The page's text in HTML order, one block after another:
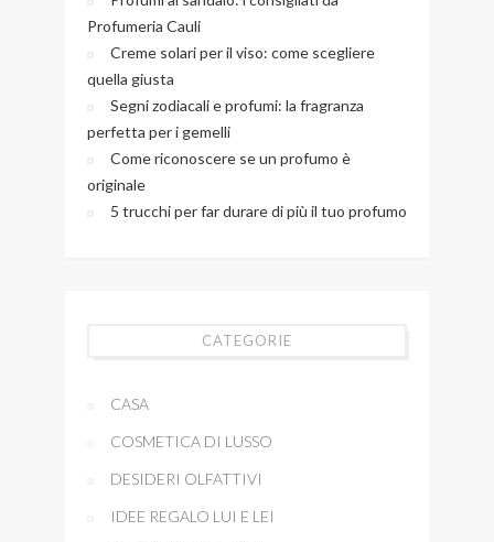
Profumeria Cauli
Creme solari per il viso: come scegliere
quella giusta
Segni zodiacali e profumi: la fragranza
perfetta per i gemelli
Come riconoscere se un profumo è
originale
5 trucchi per far durare di più il tuo profumo
CATEGORIE
CASA
COSMETICA DI LUSSO
DESIDERI OLFATTIVI
IDEE REGALO LUI E LEI